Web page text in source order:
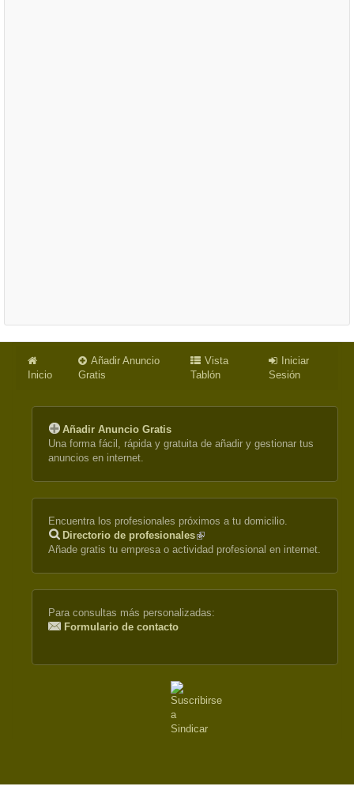
Inicio
Añadir Anuncio
Gratis
Vista
Tablón
Iniciar
Sesión
Añadir Anuncio Gratis
Una forma fácil, rápida y gratuita de añadir y gestionar tus
anuncios en internet.
Encuentra los profesionales próximos a tu domicilio.
Directorio de profesionales(link
is
Añade gratis tu empresa o actividad profesional en internet.
Para consultas más personalizadas:
Formulario de contacto